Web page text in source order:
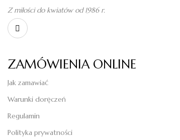
Z miłości do kwiatów od 1986 r.
ZAMÓWIENIA ONLINE
Jak zamawiać
Warunki doręczeń
Regulamin
Polityka prywatności